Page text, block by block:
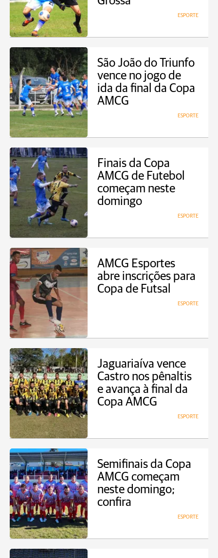
ESPORTE
São João do Triunfo
vence no jogo de
ida da final da Copa
AMCG
ESPORTE
Finais da Copa
AMCG de Futebol
começam neste
domingo
ESPORTE
AMCG Esportes
abre inscrições para
Copa de Futsal
ESPORTE
Jaguariaíva vence
Castro nos pênaltis
e avança à final da
Copa AMCG
ESPORTE
Semifinais da Copa
AMCG começam
neste domingo;
confira
ESPORTE